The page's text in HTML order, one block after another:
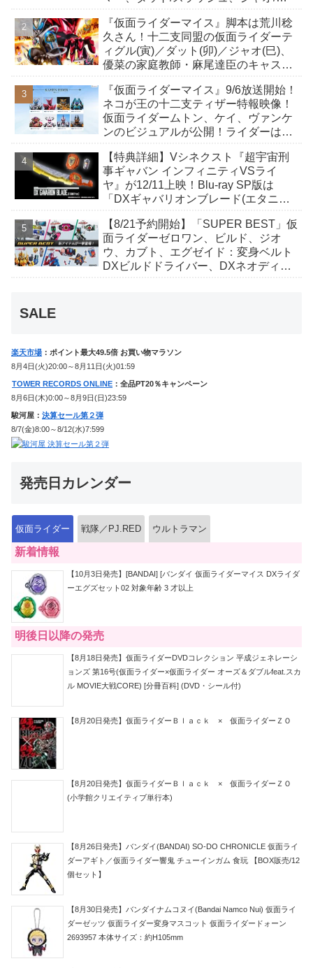
も！
『仮面ライダーマイス』脚本は荒川稔
久さん！十二支同盟の仮面ライダーテ
ィグル(寅)／ダット(卯)／ジャオ(巳)、
優菜の家庭教師・麻尾達臣のキャスト
んも変身！
『仮面ライダーマイス』9/6放送開始！
ネコが王の十二支ティザー特報映像！
仮面ライダームトン、ケイ、ヴァンケ
ンのビジュアルが公開！ライダーは子
【特典詳細】Vシネクスト『超宇宙刑
事ギャバン インフィニティVSライ
ヤ』が12/11上映！Blu-ray SP版は
「DXギャバリオンブレード(エタニテ
か豪華特典付き！
【8/21予約開始】「SUPER BEST」仮
面ライダーゼロワン、ビルド、ジオ
ウ、カブト、エグゼイド：変身ベルト
DXビルドドライバー、DXネオディケ
SALE
楽天市場 ：ポイント最大49.5倍 お買い物マラソン
8月4日(火)20:00～8月11日(火)01:59
TOWER RECORDS ONLINE ：全品PT20％キャンペーン
8月6日(木)0:00～8月9日(日)23:59
駿河屋： 決算セール第２弾
8/7(金)8:00～8/12(水)7:599
発売日カレンダー
仮面ライダー 戦隊／PJ.RED ウルトラマン
新着情報
【10月3日発売】[BANDAI] [バンダイ 仮面ライダーマイス DXライダ
ーエグズセット02 対象年齢 3 才以上
明後日以降の発売
【8月18日発売】仮面ライダーDVDコレクション 平成ジェネレーシ
ョンズ 第16号(仮面ライダー×仮面ライダー オーズ＆ダブルfeat.スカ
ル MOVIE大戦CORE) [分冊百科] (DVD・シール付)
【8月20日発売】仮面ライダーＢｌａｃｋ × 仮面ライダーＺＯ
【8月20日発売】仮面ライダーＢｌａｃｋ × 仮面ライダーＺＯ
(小学館クリエイティブ単行本)
【8月26日発売】バンダイ(BANDAI) SO-DO CHRONICLE 仮面ライ
ダーアギト／仮面ライダー響鬼 チューインガム 食玩 【BOX販売/12
個セット】
【8月30日発売】バンダイナムコヌイ(Bandai Namco Nui) 仮面ライ
ダーゼッツ 仮面ライダー変身マスコット 仮面ライダードォーン
2693957 本体サイズ：約H105mm